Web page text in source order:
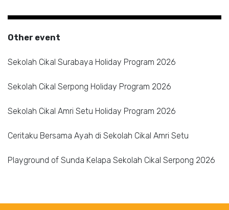
Other event
Sekolah Cikal Surabaya Holiday Program 2026
Sekolah Cikal Serpong Holiday Program 2026
Sekolah Cikal Amri Setu Holiday Program 2026
Ceritaku Bersama Ayah di Sekolah Cikal Amri Setu
Playground of Sunda Kelapa Sekolah Cikal Serpong 2026